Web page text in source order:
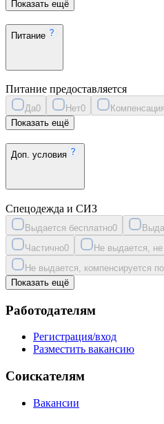
Показать ещё
Питание
Питание предоставляется
Да0 Нет0 Компенсация
Показать ещё
Доп. условия
Спецодежда и СИЗ
Выдается бесплатно0
Частично0 Не выдается,
Не выдается, компенсируется
Показать ещё
Работодателям
Регистрация/вход
Разместить вакансию
Соискателям
Вакансии